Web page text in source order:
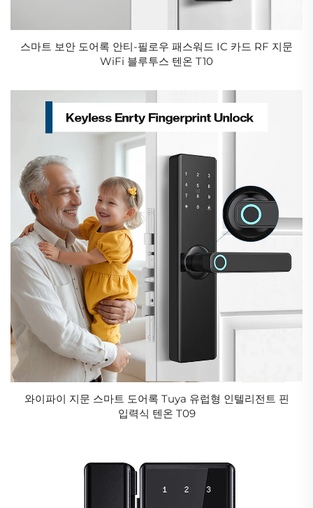
스마트 보안 도어록 안티-필로우 패스워드 IC 카드 RF 지문
WiFi 블루투스 텐온 T10
와이파이 지문 스마트 도어록 Tuya 유럽형 인텔리전트 핀
입력식 텐온 T09